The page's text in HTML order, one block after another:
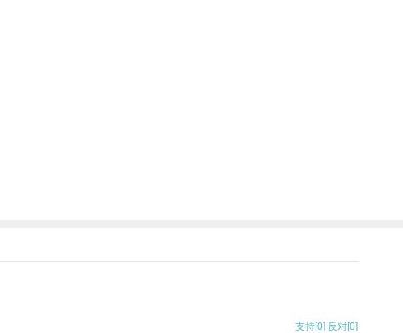
支持[0] 反对[0]